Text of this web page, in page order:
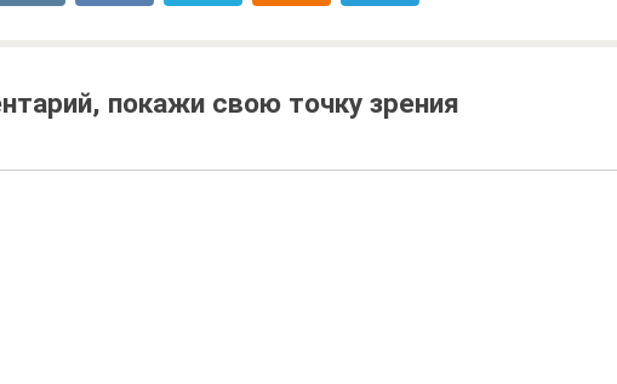
покажи свою точку зрения